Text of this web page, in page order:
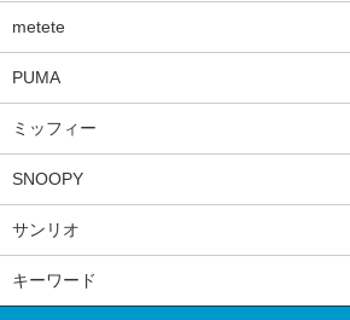
metete
PUMA
ミッフィー
SNOOPY
サンリオ
キーワード